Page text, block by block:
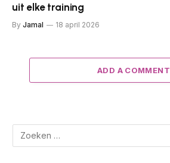
uit elke training
By Jamal 18 april 2026
ADD A COMMENT